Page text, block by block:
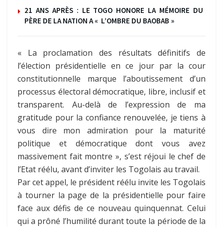
21 ANS APRÈS : LE TOGO HONORE LA MÉMOIRE DU
PÈRE DE LA NATION A « L’OMBRE DU BAOBAB »
« La proclamation des résultats définitifs de
l’élection présidentielle en ce jour par la cour
constitutionnelle marque l’aboutissement d’un
processus électoral démocratique, libre, inclusif et
transparent. Au-delà de l’expression de ma
gratitude pour la confiance renouvelée, je tiens à
vous dire mon admiration pour la maturité
politique et démocratique dont vous avez
massivement fait montre », s’est réjoui le chef de
l’Etat réélu, avant d’inviter les Togolais au travail.
Par cet appel, le président réélu invite les Togolais
à tourner la page de la présidentielle pour faire
face aux défis de ce nouveau quinquennat. Celui
qui a prôné l’humilité durant toute la période de la